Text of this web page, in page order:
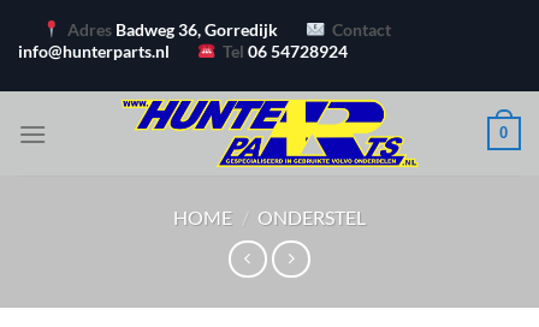
naar
Adres Badweg 36, Gorredijk
Contact
info@hunterparts.nl
Tel06 54728924
0
HOME / ONDERSTEL